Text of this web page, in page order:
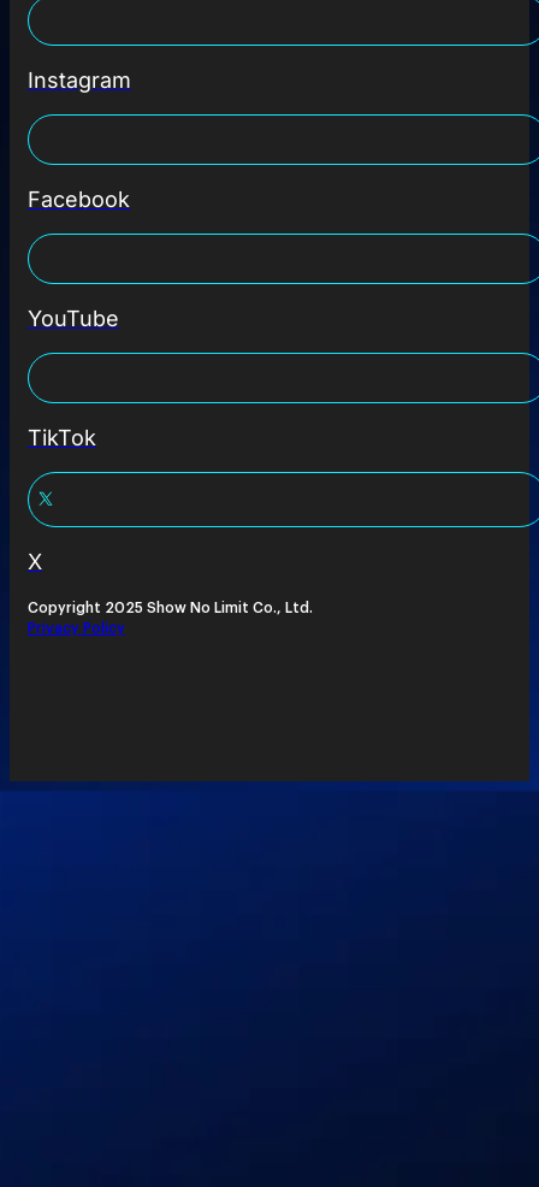
Instagram
Facebook
YouTube
TikTok
X
Copyright 2025 Show No Limit Co., Ltd.
Privacy Policy